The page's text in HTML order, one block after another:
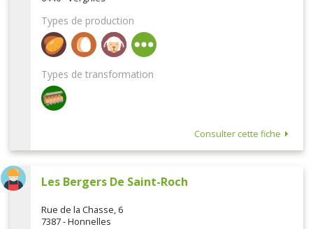
Types de production
Types de transformation
Consulter cette fiche
Les Bergers De Saint-Roch
Rue de la Chasse, 6
7387 - Honnelles